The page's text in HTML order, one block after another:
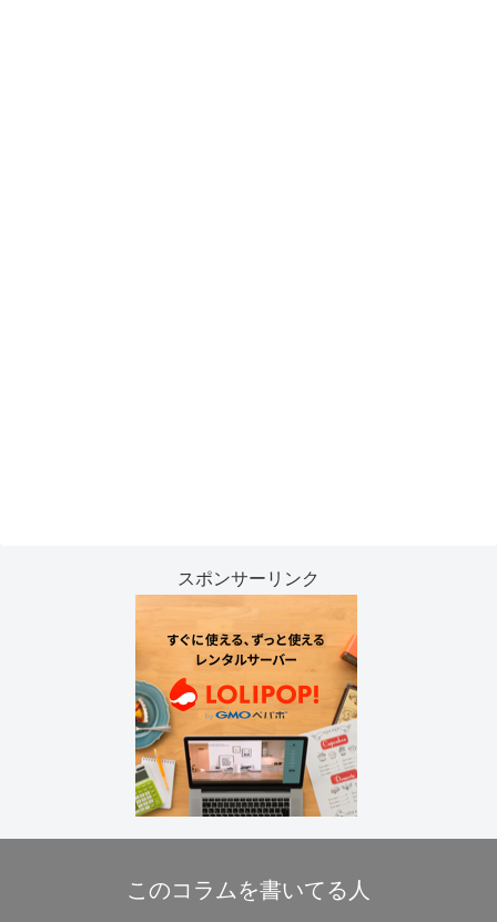
スポンサーリンク
このコラムを書いてる人